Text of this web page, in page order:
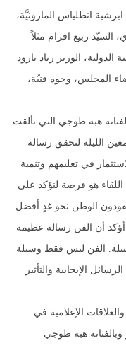
انطلياس المارونيَّة،
السيّد ربيع افرام مثلاً
الوزير زياد بارود
المجلس، وجوه فنيّة،
هبة طوجي التي تألقت
الليلة لنحقق رسالة
في تعليمهم وتنمية
هو فرصة لنؤكد على
الوطن نحو غدٍ أفضل.
أن الفن رسالة عظيمة
الفن ليس فقط وسيلة
الإيجابية والتأثير
الإعلامية في
هبة طوجي